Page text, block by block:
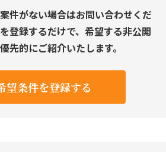
件がない場合はお問い合わせくだ
登録するだけで、希望する非公開
先的にご紹介いたします。
望条件を登録する